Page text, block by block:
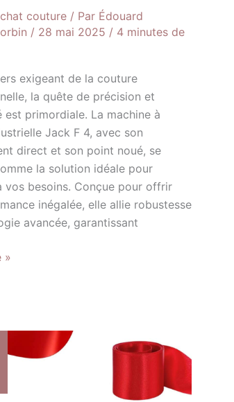
couture / Par Édouard
/ 28 mai 2025 / 4 minutes de
exigeant de la couture
la quête de précision et
est primordiale. La machine à
Jack F 4, avec son
direct et son point noué, se
la solution idéale pour
vos besoins. Conçue pour offrir
inégalée, elle allie robustesse
avancée, garantissant
»